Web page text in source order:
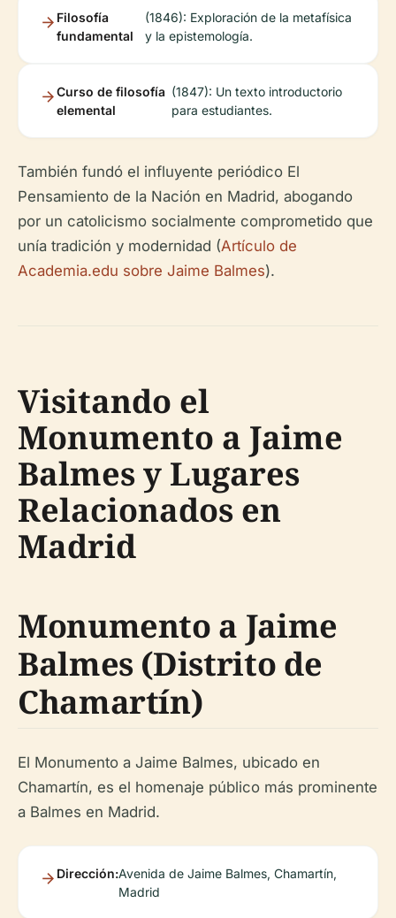
Filosofía
fundamental
(1846): Exploración de la metafísica
y la epistemología.
Curso de filosofía
elemental
(1847): Un texto introductorio
para estudiantes.
También fundó el influyente periódico El
Pensamiento de la Nación en Madrid, abogando
por un catolicismo socialmente comprometido que
unía tradición y modernidad (Artículo de
Academia.edu sobre Jaime Balmes).
Visitando el
Monumento a Jaime
Balmes y Lugares
Relacionados en
Madrid
Monumento a Jaime
Balmes (Distrito de
Chamartín)
El Monumento a Jaime Balmes, ubicado en
Chamartín, es el homenaje público más prominente
a Balmes en Madrid.
Dirección:Avenida de Jaime Balmes, Chamartín,
Madrid